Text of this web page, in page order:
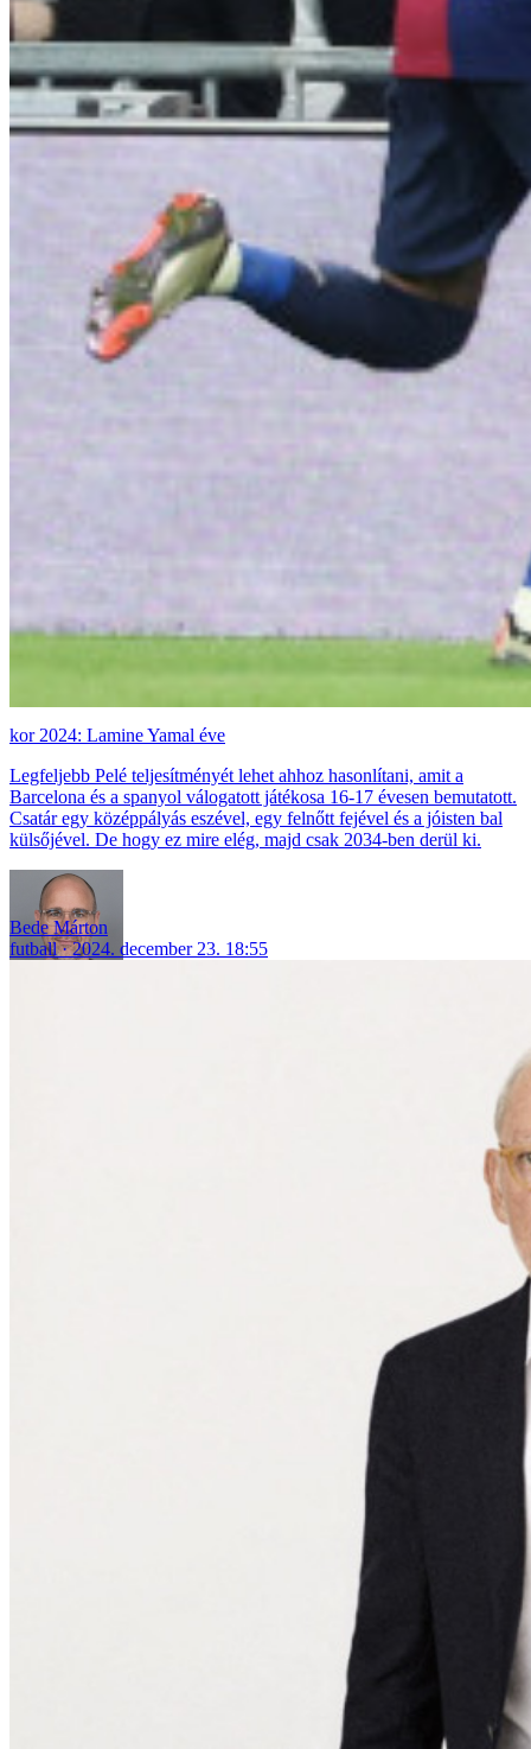
2024: Lamine Yamal éve
Legfeljebb Pelé teljesítményét lehet ahhoz hasonlítani, amit a
Barcelona és a spanyol válogatott játékosa 16-17 évesen bemutatott.
Csatár egy középpályás eszével, egy felnőtt fejével és a jóisten bal
külsőjével. De hogy ez mire elég, majd csak 2034-ben derül ki.
Bede Márton
futball
2024. december 23. 18:55